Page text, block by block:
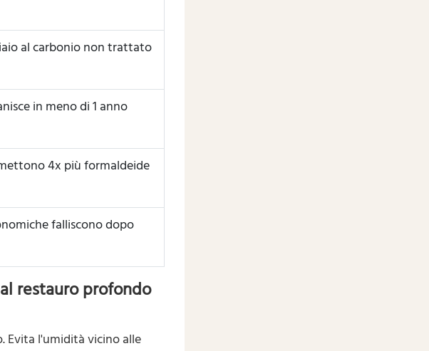
al carbonio non trattato
in meno di 1 anno
4x più formaldeide
falliscono dopo
restauro profondo
Evita l'umidità vicino alle